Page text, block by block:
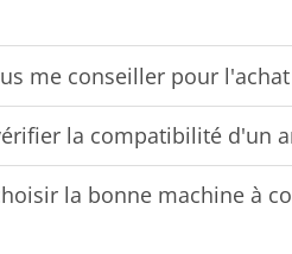
me conseiller pour
la compatibilité d'un
la bonne machine à